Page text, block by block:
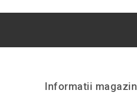
Informatii magazin